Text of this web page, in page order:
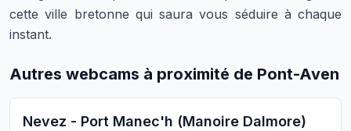
cette ville bretonne qui saura vous séduire à chaque
instant.
Autres webcams à proximité de Pont-Aven
Nevez - Port Manec'h (Manoire Dalmore)